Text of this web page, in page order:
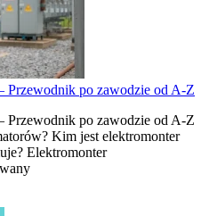
Przewodnik po zawodzie od A-Z
Przewodnik po zawodzie od A-Z
Kim jest elektromonter
Elektromonter